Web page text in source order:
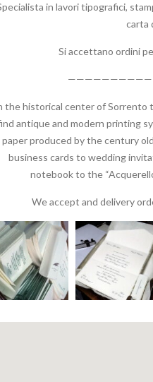
in lavori tipografici,
carta
Si accettano ordini
the historical center of Sorrento
antique and modern printing
paper produced by the century
business cards to wedding
notebook to the
We accept and delivery